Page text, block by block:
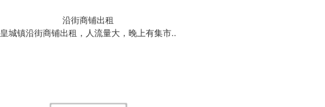
沿街商铺出租
皇城镇沿街商铺出租，人流量大，晚上有集市..